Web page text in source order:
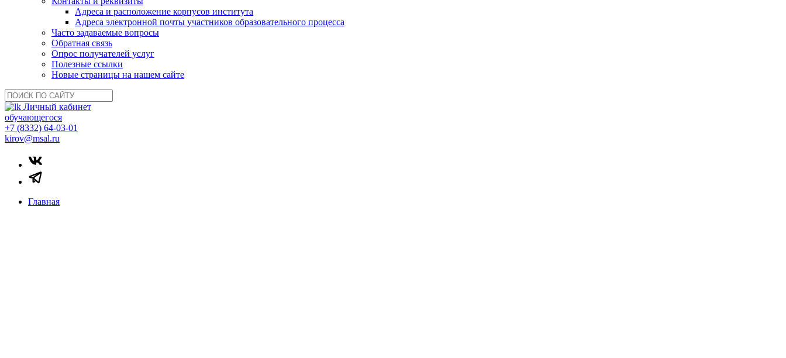
Адреса и расположение корпусов института
Адреса электронной почты участников образовательного процесса
Часто задаваемые вопросы
Обратная связь
Опрос получателей услуг
Полезные ссылки
Новые страницы на нашем сайте
Личный кабинет
обучающегося
+7 (8332) 64-03-01
kirov@msal.ru
Главная